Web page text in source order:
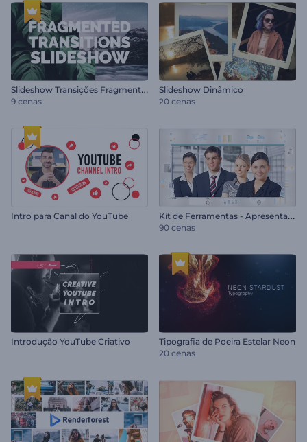
S
lideshow Transições Fragmentadas
9 cenas
Slideshow Dinâmico
20 cenas
Intro para Canal do YouTube K
it de Ferramentas - Apresentação Corporativa
90 cenas
Introdução YouTube Criativo
Tipografia de Poeira Estelar Neon
20 cenas